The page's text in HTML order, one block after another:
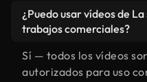
¿Puedo usar vídeos de
trabajos comerciales?
Sí — todos los vídeos
autorizados para uso